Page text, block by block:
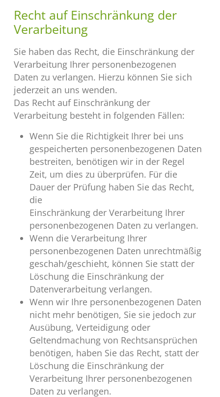
Recht auf Einschränkung der
Verarbeitung
Sie haben das Recht, die Einschränkung der
Verarbeitung Ihrer personenbezogenen
Daten zu verlangen. Hierzu können Sie sich
jederzeit an uns wenden.
Das Recht auf Einschränkung der
Verarbeitung besteht in folgenden Fällen:
Wenn Sie die Richtigkeit Ihrer bei uns
gespeicherten personenbezogenen Daten
bestreiten, benötigen wir in der Regel
Zeit, um dies zu überprüfen. Für die
Dauer der Prüfung haben Sie das Recht,
die
Einschränkung der Verarbeitung Ihrer
personenbezogenen Daten zu verlangen.
Wenn die Verarbeitung Ihrer
personenbezogenen Daten unrechtmäßig
geschah/geschieht, können Sie statt der
Löschung die Einschränkung der
Datenverarbeitung verlangen.
Wenn wir Ihre personenbezogenen Daten
nicht mehr benötigen, Sie sie jedoch zur
Ausübung, Verteidigung oder
Geltendmachung von Rechtsansprüchen
benötigen, haben Sie das Recht, statt der
Löschung die Einschränkung der
Verarbeitung Ihrer personenbezogenen
Daten zu verlangen.